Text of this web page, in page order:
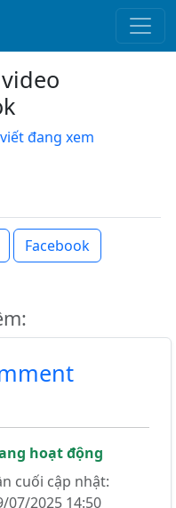
đang xem
Facebook
hoạt động
cuối cập nhật:
07/2025 14:50